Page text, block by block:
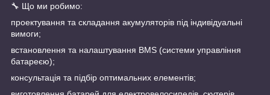
🔧 Що ми робимо:
проектування та складання акумуляторів під індивідуальні
вимоги;
встановлення та налаштування BMS (системи управління
батареєю);
консультація та підбір оптимальних елементів;